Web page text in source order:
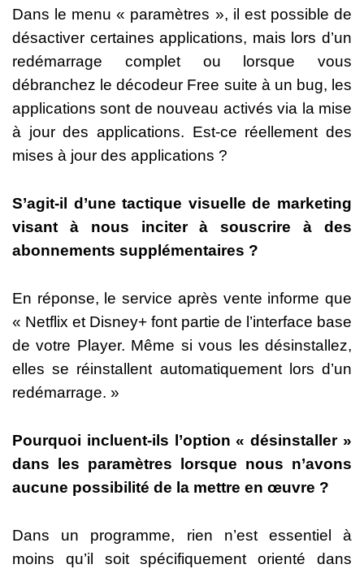
Dans le menu « paramètres », il est possible de
désactiver certaines applications, mais lors d’un
redémarrage complet ou lorsque vous
débranchez le décodeur Free suite à un bug, les
applications sont de nouveau activés via la mise
à jour des applications. Est-ce réellement des
mises à jour des applications ?
S’agit-il d’une tactique visuelle de marketing
visant à nous inciter à souscrire à des
abonnements supplémentaires ?
En réponse, le service après vente informe que
« Netflix et Disney+ font partie de l’interface base
de votre Player. Même si vous les désinstallez,
elles se réinstallent automatiquement lors d’un
redémarrage. »
Pourquoi incluent-ils l’option « désinstaller »
dans les paramètres lorsque nous n’avons
aucune possibilité de la mettre en œuvre ?
Dans un programme, rien n’est essentiel à
moins qu’il soit spécifiquement orienté dans